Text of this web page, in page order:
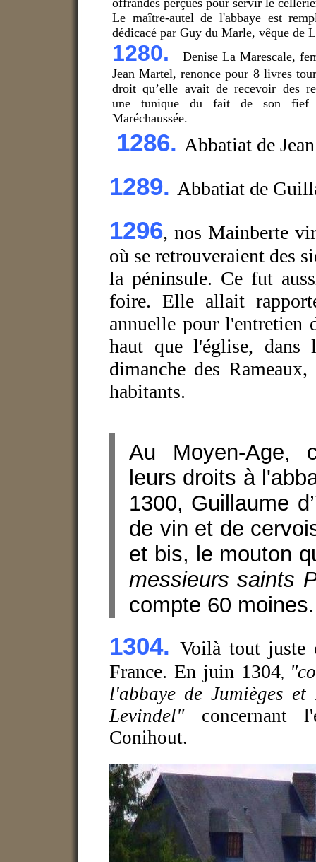
offrandes perçues pour servir le
Le maître-autel de l'abbaye est
dédicacé par Guy du Marle, vêque de
1280.
Denise La Marescale,
Jean Martel, renonce pour 8 livres
droit qu’elle avait de recevoir des
une tunique du fait de son
Maréchaussée.
1286. Abbatiat de
1289. Abbatiat de
1296, nos Mainberte
où se retrouveraient des
la péninsule. Ce fut
foire. Elle allait
annuelle pour l'entretien
haut que l'église,
dimanche des
habitants.
Au Moyen-Age,
leurs droits à
1300, Guillaume
de vin et de
et bis, le mouton
messieurs saints
compte 60 moines.
1304.Voilà tout juste
France. En juin 1304,
l'abbaye de Jumièges
Levindel"concernant
Conihout.